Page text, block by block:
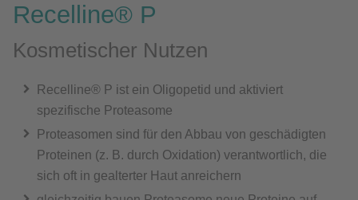
Recelline® P
Kosmetischer Nutzen
Recelline® P ist ein Oligopetid und aktiviert
spezifische Proteasome
Proteasomen sind für den Abbau von geschädigten
Proteinen (z. B. durch Oxidation) verantwortlich, die
sich oft in gealterter Haut anreichern